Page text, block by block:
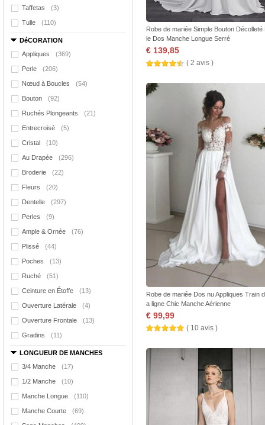
Taffetas (3)
Tulle (110)
DéCORATION
Appliques
(369)
Perle (206)
Nœud à Boucles (54)
Bouton (92)
Ruchés Plongeants (21)
Entrecroisé (5)
Cristal (10)
Au Drapée (296)
Broderie (22)
Fleurs (20)
Dentelle (297)
Perles (9)
Ample & Ornée (76)
Plissé (44)
Poches (13)
Ruché (51)
Ceinture en Étoffe (13)
Ouverture Latérale (4)
Ouverture Frontale (13)
Gradins (11)
LONGUEUR DE MANCHES
3/4 Manche
(17)
1/2 Manche (10)
Manche Longue (110)
Manche Courte (69)
Robe de mariée Simple Bouton Décolleté
le Dos Manche Longue Serré
€ 139,85
( 2 avis )
Robe de mariée Dos nu Appliques Train
a ligne Chic Manche Aérienne
€ 99,99
( 10 avis )